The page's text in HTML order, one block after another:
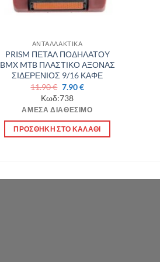
ΑΝΤΑΛΛΑΚΤΙΚΑ
PRISM ΠΕΤΑΛ ΠΟΔΗΛΑΤΟΥ
BMX MTB ΠΛΑΣΤΙΚΟ ΑΞΟΝΑΣ
ΣΙΔΕΡΕΝΙΟΣ 9/16 ΚΑΦΕ
11.90€ Original
price
was:
11.90 €.
7.90€Η
είναι:
7.90 €.
Κωδ:738
ΆΜΕΣΑ ΔΙΑΘΈΣΙΜΟ
ΠΡΟΣΘΉΚΗ ΣΤΟ ΚΑΛΆΘΙ